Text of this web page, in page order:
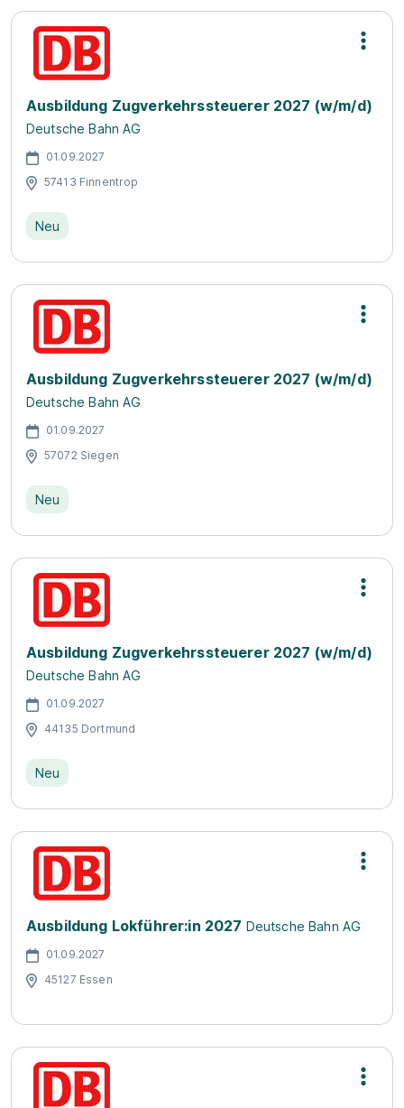
Ausbildung Zugverkehrssteuerer 2027 (w/m/d)
Deutsche Bahn AG
01.09.2027
57413 Finnentrop
Neu
Ausbildung Zugverkehrssteuerer 2027 (w/m/d)
Deutsche Bahn AG
01.09.2027
57072 Siegen
Neu
Ausbildung Zugverkehrssteuerer 2027 (w/m/d)
Deutsche Bahn AG
01.09.2027
44135 Dortmund
Neu
Ausbildung Lokführer:in 2027 Deutsche Bahn AG
01.09.2027
45127 Essen